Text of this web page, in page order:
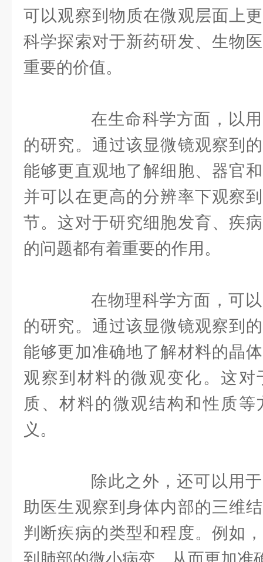
可以观察到物质在微观层面上
科学探索对于新药研发、生物
重要的价值。
在生命科学方面，以用
的研究。通过该显微镜观察到
能够更直观地了解细胞、器官
并可以在更高的分辨率下观察
节。这对于研究细胞发育、疾
的问题都有着重要的作用。
在物理科学方面，可以
的研究。通过该显微镜观察到
能够更加准确地了解材料的晶
观察到材料的微观变化。这
质、材料的微观结构和性质
义。
除此之外，还可以用于
助医生观察到身体内部的三维
判断疾病的类型和程度。例如